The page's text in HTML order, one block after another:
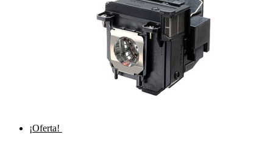
¡Oferta!